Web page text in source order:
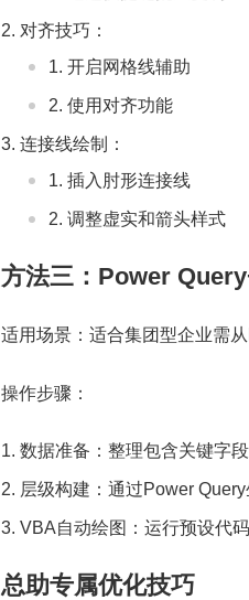
对齐技巧：
开启网格线辅助
使用对齐功能
连接线绘制：
插入肘形连接线
调整虚实和箭头样式
方法三：Power
适用场景：适合集团型企业需
操作步骤：
数据准备：整理包含关键字
层级构建：通过Power
VBA自动绘图：运行预设代
总助专属优化技巧